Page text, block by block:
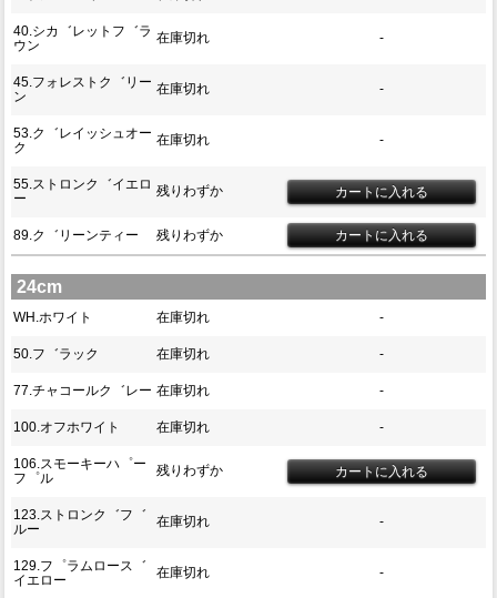
40.シカ゛レットフ゛ラ
ウン
在庫切れ -
45.フォレストク゛リー
ン
在庫切れ -
53.ク゛レイッシュオー
ク
在庫切れ -
55.ストロンク゛イエロ
ー
残りわずか
89.ク゛リーンティー 残りわずか
24cm
WH.ホワイト 在庫切れ -
50.フ゛ラック 在庫切れ -
77.チャコールク゛レー 在庫切れ -
100.オフホワイト 在庫切れ -
106.スモーキーハ゜ー
フ゜ル
残りわずか
123.ストロンク゛フ゛
ルー
在庫切れ -
129.フ゜ラムロース゛
イエロー
在庫切れ -